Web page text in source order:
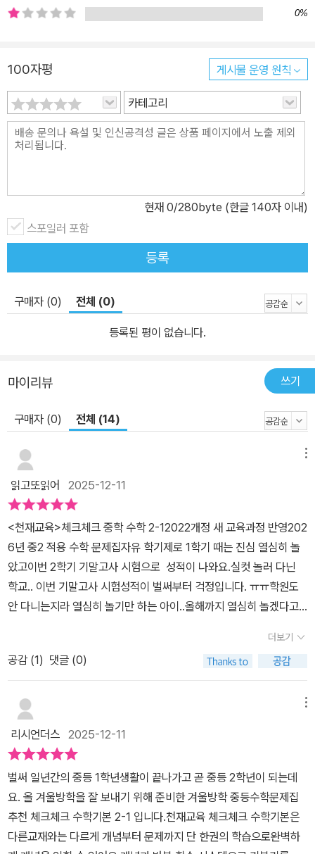
0%
100자평 게시물 운영 원칙
카테고리
현재 0/280byte (한글 140자 이내)
스포일러 포함
등록
구매자 (0) 전체 (0)
등록된 평이 없습니다.
마이리뷰 쓰기
구매자 (0) 전체 (14)
읽고또읽어 2025-12-11
<천재교육>체크체크 중학 수학 2-12022개정 새 교육과정 반영202
6년 중2 적용 수학 문제집자유 학기제로 1학기 때는 진심 열심히 놀
았고이번 2학기 기말고사 시험으로 성적이 나와요.실컷 놀러 다닌
학교.. 이번 기말고사 시험성적이 벌써부터 걱정입니다. ㅠㅠ학원도
안 다니는지라 열심히 놀기만 하는 아이..올해까지 열심히 놀겠다고
로 회유하고.. ㅎㅎ;;겨울방학 동안 완북할 중학교 수학 문제집체크체
크 중학 수학 2-1개념부터 문제까지 한 권으로 완벽하게공부할 문제
집으로 준비했어요.교재 난이도가 '중' 이라 아이 수준에 딱이네요.우
리 큰 아이가 중학교 때 체크체크 수학으로혼공하고 수학 점수 잘 받
울방학 완북을 목표로열심히 풀어보기로 했어요.중등수학문제집 체
크체크 중학 수학진도 교재의 개념 정리 설명입니다.단원 별로 꼭 알
아야 할 개념을 한눈에쉽게 보기 좋게 정리되어 있어 마음에 들어요.
처음 배우는 중등 수학 개념 정리가 제대로잘 정리되어야 유형 문제
와 난이도 있는문제까지 차근차근 단계별로 풀 수 있어요.천재교육
체크체크 중등 수학 문제집은개념 설명도 잘 되어있고 개념을 어떻게
더보기
공감 (1) 댓글 (0)
리시언더스 2025-12-11
벌써 일년간의 중등 1학년생활이 끝나가고 곧 중등 2학년이 되는데
요. 올 겨울방학을 잘 보내기 위해 준비한 겨울방학 중등수학문제집
추천 체크체크 수학기본 2-1 입니다.천재교육 체크체크 수학기본은
다른교재와는 다르게 개념부터 문제까지 단 한권의 학습으로완벽하